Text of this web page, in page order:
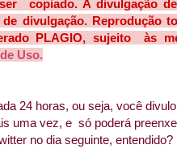
copiado. A divulgação
divulgação. Reprodução
PLAGIO, sujeito às
Uso.
24 horas, ou seja, você
uma vez, e só poderá
no dia seguinte, entendido?